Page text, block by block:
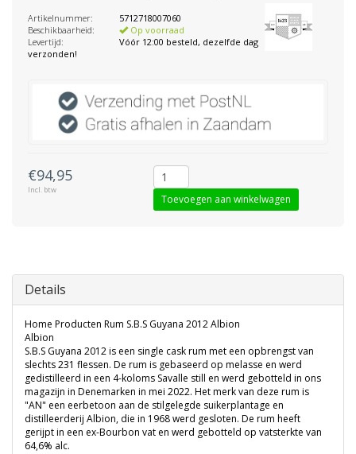
Artikelnummer:
5712718007060
Beschikbaarheid:
Op voorraad
Levertijd:
Vóór 12:00 besteld, dezelfde dag
verzonden!
€94,95
Incl. btw
Toevoegen aan winkelwagen
Details
Home Producten Rum S.B.S Guyana 2012 Albion
Albion
S.B.S Guyana 2012 is een single cask rum met een opbrengst van
slechts 231 flessen. De rum is gebaseerd op melasse en werd
gedistilleerd in een 4-koloms Savalle still en werd gebotteld in ons
magazijn in Denemarken in mei 2022. Het merk van deze rum is
"AN" een eerbetoon aan de stilgelegde suikerplantage en
distilleerderij Albion, die in 1968 werd gesloten. De rum heeft
gerijpt in een ex-Bourbon vat en werd gebotteld op vatsterkte van
64,6% alc.